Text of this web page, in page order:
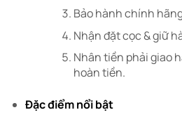
Bảo hành chính
Nhận đặt cọc & giữ
Nhân tiền phải giao
hoàn tiền.
Đặc điểm nổi bật